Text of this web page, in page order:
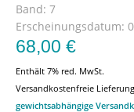
Band: 7
Erscheinungsdatum:
68,00 €
Enthält 7% red. MwSt.
Versandkostenfreie
gewichtsabhängige